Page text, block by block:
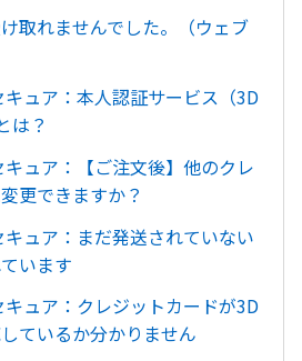
取れませんでした。（ウェブ
ュア：本人認証サービス（3D
は？
ュア：【ご注文後】他のクレ
更できますか？
ュア：まだ発送されていない
います
ュア：クレジットカードが3D
ているか分かりません